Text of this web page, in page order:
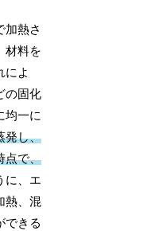
加熱さ
材料を
によ
の固化
均一に
発し、
点で、
に、エ
熱、混
できる